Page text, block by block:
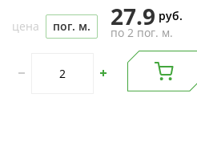
цена пог. м. 27.9 руб.
по 2 пог. м.